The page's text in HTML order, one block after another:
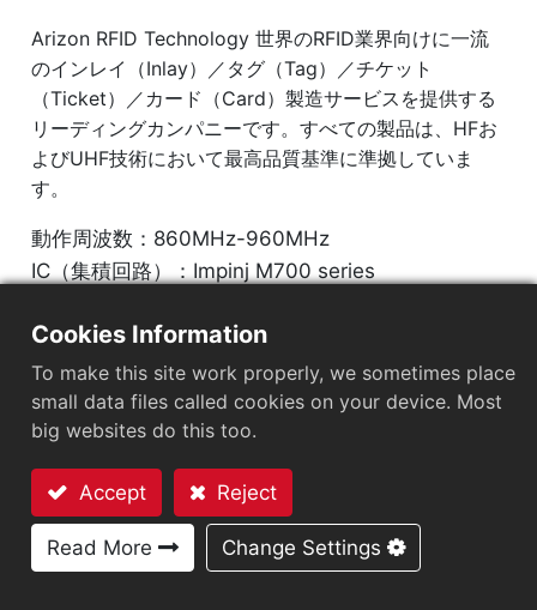
Arizon RFID Technology 世界のRFID業界向けに一流
のインレイ（Inlay）／タグ（Tag）／チケット
（Ticket）／カード（Card）製造サービスを提供する
リーディングカンパニーです。すべての製品は、HFお
よびUHF技術において最高品質基準に準拠していま
す。
動作周波数：860MHz-960MHz
IC（集積回路）：Impinj M700 series
63
市場セグメント：小売
チップ
アンテナサイズ（mm）：74x7
EPCメモリ：128 bits/96 bits
お問い合わせ
Cookies Information
To make this site work properly, we sometimes place
small data files called cookies on your device. Most
big websites do this too.
Accept Reject
Read More Change Settings